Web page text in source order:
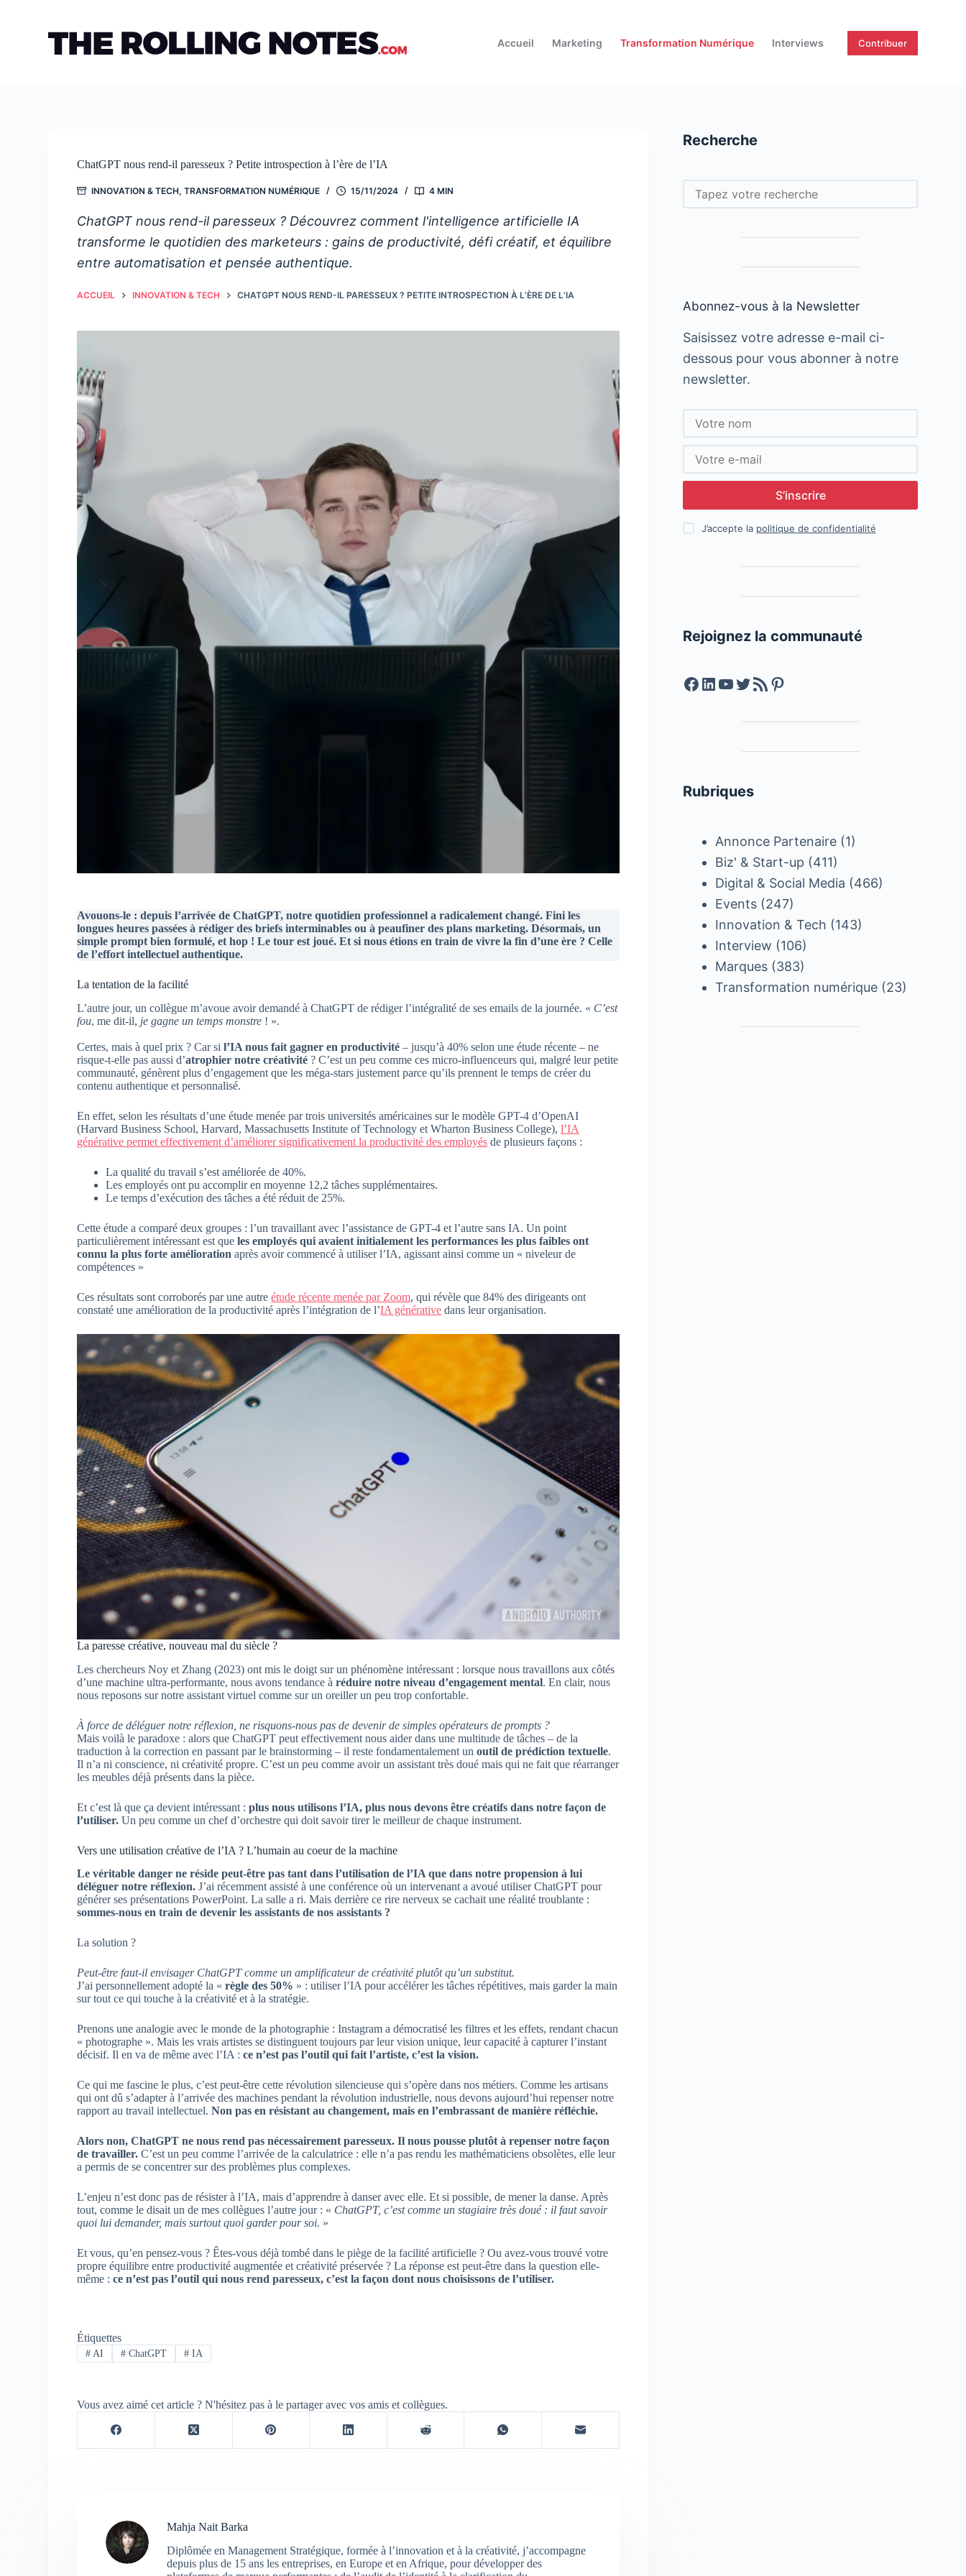
Accueil
Marketing Transformation Numérique Interviews Contribuer
ChatGPT nous rend-il paresseux ? Petite introspection à l’ère de l’IA
INNOVATION & TECH,TRANSFORMATION NUMÉRIQUE 15/11/2024 4 MIN
ChatGPT nous rend-il paresseux ? Découvrez comment l'intelligence artificielle IA
transforme le quotidien des marketeurs : gains de productivité, défi créatif, et équilibre
entre automatisation et pensée authentique.
ACCUEIL INNOVATION & TECH CHATGPT NOUS REND-IL PARESSEUX ? PETITE INTROSPECTION À L’ÈRE DE L’IA
Avouons-le : depuis l’arrivée de ChatGPT, notre quotidien professionnel a radicalement changé. Fini les
longues heures passées à rédiger des briefs interminables ou à peaufiner des plans marketing. Désormais, un
simple prompt bien formulé, et hop ! Le tour est joué. Et si nous étions en train de vivre la fin d’une ère ? Celle
de l’effort intellectuel authentique.
La tentation de la facilité
L’autre jour, un collègue m’avoue avoir demandé à ChatGPT de rédiger l’intégralité de ses emails de la journée. « C’est
fou, me dit-il, je gagne un temps monstre ! ».
Certes, mais à quel prix ? Car sil’IA nous fait gagner en productivité – jusqu’à 40% selon une étude récente – ne
risque-t-elle pas aussi d’atrophier notre créativité ? C’est un peu comme ces micro-influenceurs qui, malgré leur petite
communauté, génèrent plus d’engagement que les méga-stars justement parce qu’ils prennent le temps de créer du
contenu authentique et personnalisé.
En effet, selon les résultats d’une étude menée par trois universités américaines sur le modèle GPT-4 d’OpenAI
(Harvard Business School, Harvard, Massachusetts Institute of Technology et Wharton Business College),l’IA
générative permet effectivement d’améliorer significativement la productivité des employés de plusieurs façons :
La qualité du travail s’est améliorée de 40%.
Les employés ont pu accomplir en moyenne 12,2 tâches supplémentaires.
Le temps d’exécution des tâches a été réduit de 25%.
Cette étude a comparé deux groupes : l’un travaillant avec l’assistance de GPT-4 et l’autre sans IA. Un point
particulièrement intéressant est queles employés qui avaient initialement les performances les plus faibles ont
connu la plus forte amélioration après avoir commencé à utiliser l’IA, agissant ainsi comme un « niveleur de
compétences »
Ces résultats sont corroborés par une autreétude récente menée par Zoom, qui révèle que 84% des dirigeants ont
constaté une amélioration de la productivité après l’intégration de l’IA générative dans leur organisation.
La paresse créative, nouveau mal du siècle ?
Les chercheurs Noy et Zhang (2023) ont mis le doigt sur un phénomène intéressant : lorsque nous travaillons aux côtés
d’une machine ultra-performante, nous avons tendance àréduire notre niveau d’engagement mental. En clair, nous
nous reposons sur notre assistant virtuel comme sur un oreiller un peu trop confortable.
À force de déléguer notre réflexion, ne risquons-nous pas de devenir de simples opérateurs de prompts ?
Mais voilà le paradoxe : alors que ChatGPT peut effectivement nous aider dans une multitude de tâches – de la
traduction à la correction en passant par le brainstorming – il reste fondamentalement unoutil de prédiction textuelle.
Il n’a ni conscience, ni créativité propre. C’est un peu comme avoir un assistant très doué mais qui ne fait que réarranger
les meubles déjà présents dans la pièce.
Et c’est là que ça devient intéressant :plus nous utilisons l’IA, plus nous devons être créatifs dans notre façon de
l’utiliser. Un peu comme un chef d’orchestre qui doit savoir tirer le meilleur de chaque instrument.
Vers une utilisation créative de l’IA ? L’humain au coeur de la machine
Le véritable danger ne réside peut-être pas tant dans l’utilisation de l’IA que dans notre propension à lui
déléguer notre réflexion.J’ai récemment assisté à une conférence où un intervenant a avoué utiliser ChatGPT pour
générer ses présentations PowerPoint. La salle a ri. Mais derrière ce rire nerveux se cachait une réalité troublante :
sommes-nous en train de devenir les assistants de nos assistants ?
La solution ?
Peut-être faut-il envisager ChatGPT comme un amplificateur de créativité plutôt qu’un substitut.
J’ai personnellement adopté la «règle des 50% » : utiliser l’IA pour accélérer les tâches répétitives, mais garder la main
sur tout ce qui touche à la créativité et à la stratégie.
Prenons une analogie avec le monde de la photographie : Instagram a démocratisé les filtres et les effets, rendant chacun
« photographe ». Mais les vrais artistes se distinguent toujours par leur vision unique, leur capacité à capturer l’instant
décisif. Il en va de même avec l’IA :ce n’est pas l’outil qui fait l’artiste, c’est la vision.
Ce qui me fascine le plus, c’est peut-être cette révolution silencieuse qui s’opère dans nos métiers. Comme les artisans
qui ont dû s’adapter à l’arrivée des machines pendant la révolution industrielle, nous devons aujourd’hui repenser notre
rapport au travail intellectuel.Non pas en résistant au changement, mais en l’embrassant de manière réfléchie.
Alors non, ChatGPT ne nous rend pas nécessairement paresseux. Il nous pousse plutôt à repenser notre façon
de travailler.C’est un peu comme l’arrivée de la calculatrice : elle n’a pas rendu les mathématiciens obsolètes, elle leur
a permis de se concentrer sur des problèmes plus complexes.
L’enjeu n’est donc pas de résister à l’IA, mais d’apprendre à danser avec elle. Et si possible, de mener la danse. Après
tout, comme le disait un de mes collègues l’autre jour : « ChatGPT, c’est comme un stagiaire très doué : il faut savoir
quoi lui demander, mais surtout quoi garder pour soi. »
Et vous, qu’en pensez-vous ? Êtes-vous déjà tombé dans le piège de la facilité artificielle ? Ou avez-vous trouvé votre
propre équilibre entre productivité augmentée et créativité préservée ? La réponse est peut-être dans la question elle-
même :ce n’est pas l’outil qui nous rend paresseux, c’est la façon dont nous choisissons de l’utiliser.
Étiquettes
# AI #ChatGPT #IA
Vous avez aimé cet article ? N'hésitez pas à le partager avec vos amis et collègues.
Mahja Nait Barka
Diplômée en Management Stratégique, formée à l’innovation et à la créativité, j’accompagne
depuis plus de 15 ans les entreprises, en Europe et en Afrique, pour développer des
Recherche
Rechercher
Abonnez-vous à la Newsletter
Saisissez votre adresse e-mail ci-
dessous pour vous abonner à notre
newsletter.
S’inscrire
J’accepte la politique de confidentialité
Rejoignez la communauté
Facebook
LinkedIn
YouTube
Twitter
Feed RSSPinterest
Rubriques
Annonce Partenaire (1)
Biz' & Start-up (411)
Digital & Social Media (466)
Events (247)
Innovation & Tech (143)
Interview (106)
Marques (383)
Transformation numérique (23)